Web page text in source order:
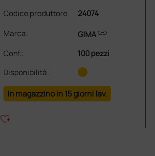
Codice produttore
24074
Marca:
GIMAlink
Conf.:
100 pezzi
Disponibilità:
In magazzino in 15 giorni lav.
heart_plus